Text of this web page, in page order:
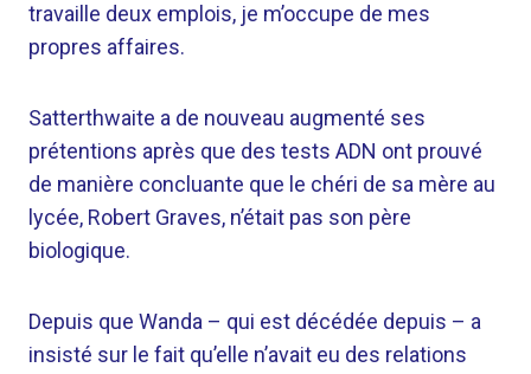
travaille deux emplois, je m’occupe de mes
propres affaires.
Satterthwaite a de nouveau augmenté ses
prétentions après que des tests ADN ont prouvé
de manière concluante que le chéri de sa mère au
lycée, Robert Graves, n’était pas son père
biologique.
Depuis que Wanda – qui est décédée depuis – a
insisté sur le fait qu’elle n’avait eu des relations